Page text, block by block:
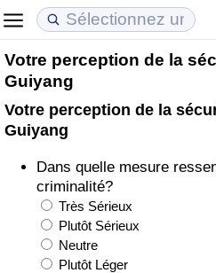
Votre perception de la
Guiyang
Votre perception de la
Guiyang
Dans quelle mesure
criminalité?
Très Sérieux
Plutôt Sérieux
Neutre
Plutôt Léger
Coût de la vie
Indice du Coût de la Vie
Indice du Coût de la Vie
Indice du coût de la vie par
à Akaba
Prix de l'immobilier
Indice des Prix de
Indice des Prix de l'immobilier
Indice des Prix de
Qualité de Vie
Indice de Qualité de Vie
Indice de Qualité de Vie
Indice de qualité de vie par
Criminalité